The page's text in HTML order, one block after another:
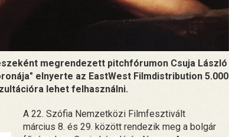
megrendezett pitchfórumon Csuja László
elnyerte az EastWest Filmdistribution 5.000
lehet felhasználni.
A 22. Szófia Nemzetközi Filmfesztivált
március 8. és 29. között rendezik meg a bolgár